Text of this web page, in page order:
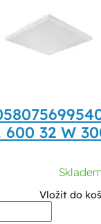
600 32 W
Vložit do